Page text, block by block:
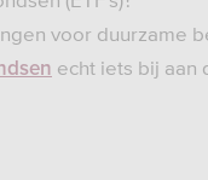
voor duurzame
echt iets bij aan